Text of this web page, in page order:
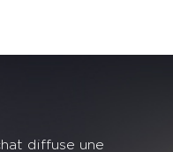
diffuse une